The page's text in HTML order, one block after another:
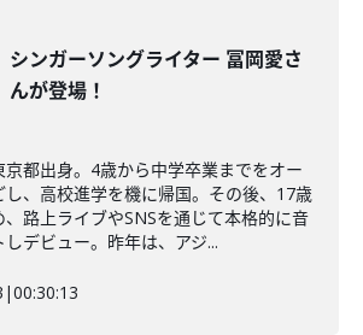
シンガーソングライター 冨岡愛さ
んが登場！
都出身。4歳から中学卒業までをオー
し、高校進学を機に帰国。その後、17歳
路上ライブやSNSを通じて本格的に音
デビュー。昨年は、アジ...
|00:30:13